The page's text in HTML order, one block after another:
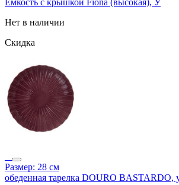
Нет в наличии
Скидка
Размер: 28 см
обеденная тарелка DOURO BASTARDO,